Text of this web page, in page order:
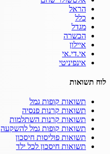
הראל
כלל
מגדל
הכשרה
איילון
אי.די.אי
אינפיניטי
לוח תשואות
תשואות קופות גמל
תשואות קרנות פנסיה
תשואות קרנות השתלמות
תשואות קופות גמל להשקעה
תשואות פוליסות חיסכון
תשואות חיסכון לכל ילד